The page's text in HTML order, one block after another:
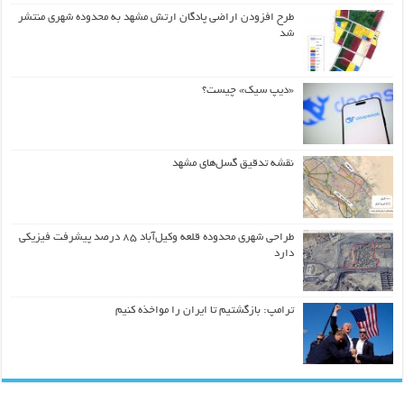
طرح افزودن اراضی پادگان ارتش مشهد به محدوده شهری منتشر
شد
«دیپ سیک» چیست؟
نقشه تدقیق گسل‌های مشهد
طراحی شهری محدوده قلعه وکیل‌آباد ۸۵ درصد پیشرفت فیزیکی
دارد
ترامپ: بازگشتیم تا ایران را مواخذه کنیم